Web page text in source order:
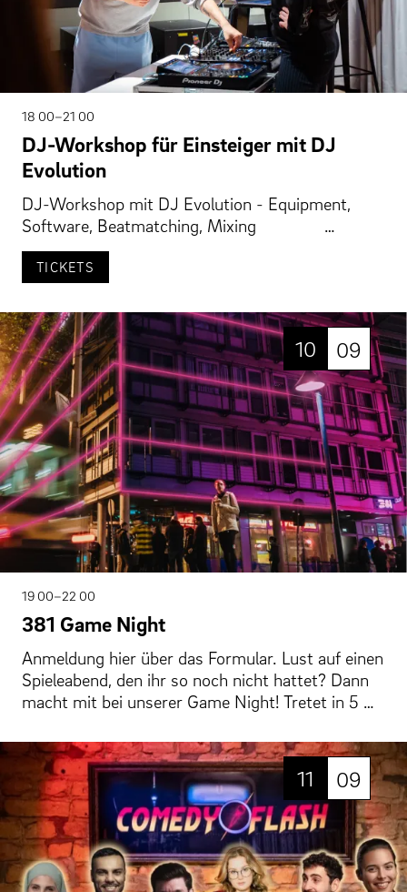
18 00–21 00
DJ-Workshop für Einsteiger mit DJ
Evolution
DJ-Workshop mit DJ Evolution - Equipment,
Software, Beatmatching, Mixing …
TICKETS
10 09
19 00–22 00
381 Game Night
Anmeldung hier über das Formular. Lust auf einen
Spieleabend, den ihr so noch nicht hattet? Dann
macht mit bei unserer Game Night! Tretet in 5 …
11 09